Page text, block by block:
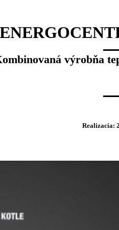
výrobňa
Realizacia: